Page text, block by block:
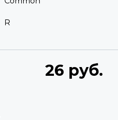
R
26 руб.